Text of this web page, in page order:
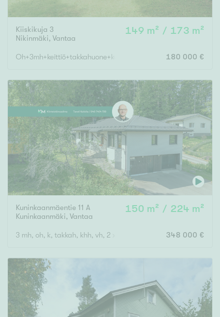
Kiiskikuja 3
Nikinmäki, Vantaa
149 m² / 173 m²
Oh+3mh+keittiö+takkahuone+kaksi kylpyhuonetta ja180 000 €
Kuninkaanmäentie 11 A
Kuninkaanmäki, Vantaa
150 m² / 224 m²
3 mh, oh, k, takkah, khh, vh, 2 x eril. wc, s, kph, autotalli
348 000 €